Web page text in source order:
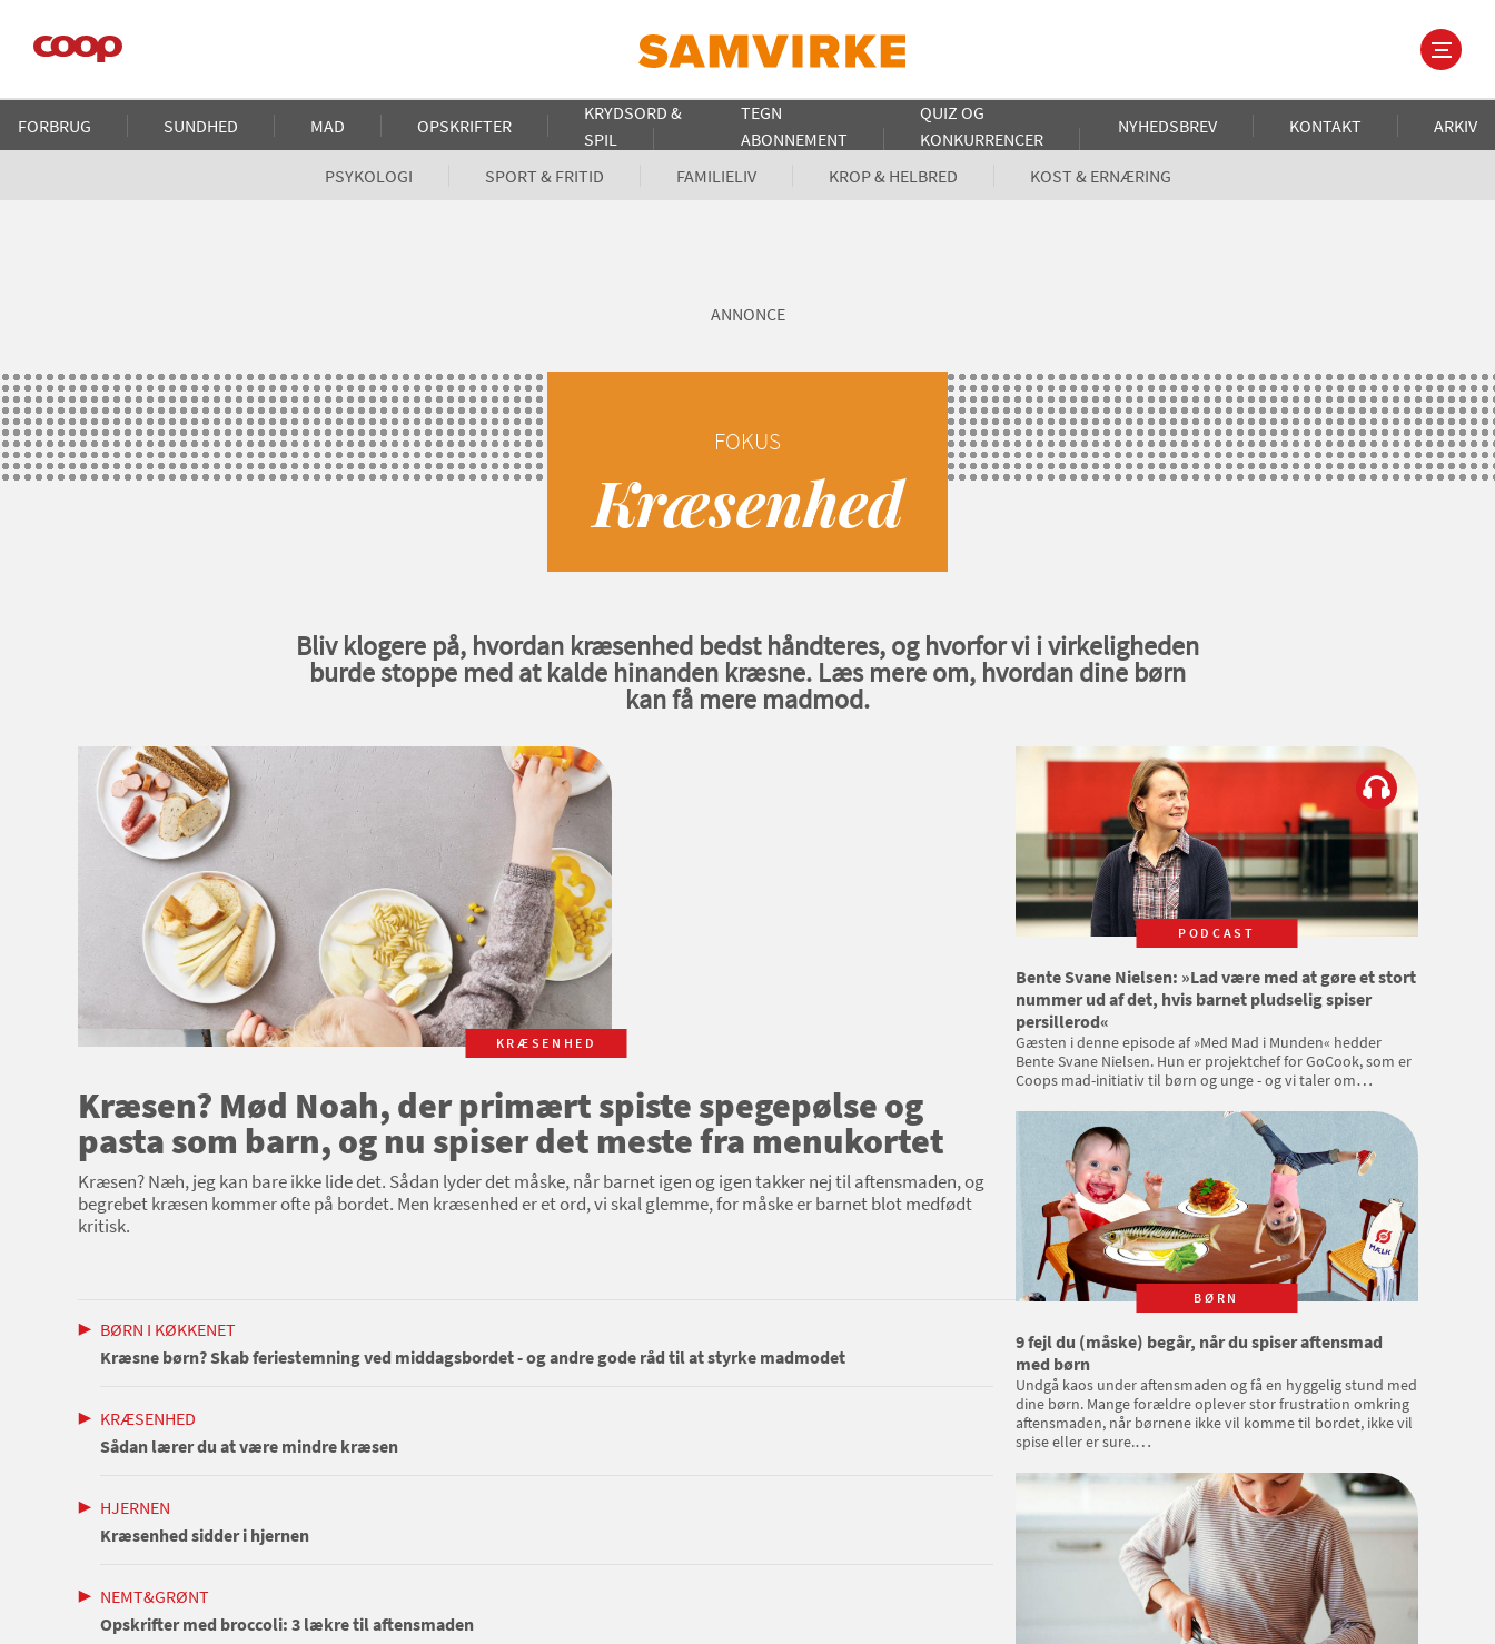
hovedindhold
Main
navigation
FORBRUG SUNDHED MAD OPSKRIFTER
KRYDSORD &
SPIL
TEGN
ABONNEMENT
QUIZ OG
KONKURRENCER
NYHEDSBREV KONTAKT ARKIV
PSYKOLOGI SPORT & FRITID FAMILIELIV KROP & HELBRED KOST & ERNÆRING
ANNONCE
Kræsenhed
Bliv klogere på, hvordan kræsenhed bedst håndteres, og hvorfor vi i virkeligheden
burde stoppe med at kalde hinanden kræsne. Læs mere om, hvordan dine børn
kan få mere madmod.
KRÆSENHED
Kræsen? Mød Noah, der primært spiste spegepølse og
pasta som barn, og nu spiser det meste fra menukortet
Kræsen? Næh, jeg kan bare ikke lide det. Sådan lyder det måske, når barnet igen og igen takker nej til aftensmaden, og
begrebet kræsen kommer ofte på bordet. Men kræsenhed er et ord, vi skal glemme, for måske er barnet blot medfødt
kritisk.
BØRN I KØKKENET
Kræsne børn? Skab feriestemning ved middagsbordet - og andre gode råd til at styrke madmodet
KRÆSENHED
Sådan lærer du at være mindre kræsen
HJERNEN
Kræsenhed sidder i hjernen
NEMT&GRØNT
Opskrifter med broccoli: 3 lækre til aftensmaden
PODCAST
Bente Svane Nielsen: »Lad være med at gøre et stort
nummer ud af det, hvis barnet pludselig spiser
persillerod«
Gæsten i denne episode af »Med Mad i Munden« hedder
Bente Svane Nielsen. Hun er projektchef for GoCook, som er
Coops mad-initiativ til børn og unge - og vi taler om
konsekvenser kan kræsenhed have? Undervejs kommer vi
forbi gedeost, artiskokcreme og ketchup-effekten. Og vi
lærer også et nyt ord – madmodig – at kende.
BØRN
9 fejl du (måske) begår, når du spiser aftensmad
med børn
Undgå kaos under aftensmaden og få en hyggelig stund med
dine børn. Mange forældre oplever stor frustration omkring
aftensmaden, når børnene ikke vil komme til bordet, ikke vil
spise eller er sure.
blandt andet arbejder med kommunikation i familier.